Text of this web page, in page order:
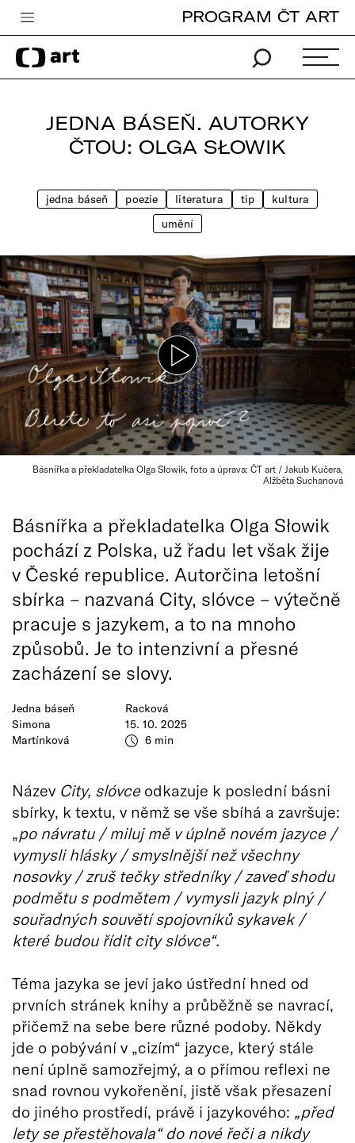
Česká televize
Zpravodajství
Pro děti
Vše o ČT
PROGRAM ČT ART
JEDNA BÁSEŇ. AUTORKY
ČTOU: OLGA SŁOWIK
jedna báseň poezie literatura tip
kultura
umění
Básnířka a překladatelka Olga Słowik, foto a úprava: ČT art / Jakub Kučera,
Alžběta Suchanová
Jedna báseň
Simona
Martínková
Racková
15. 10. 2025
6 min
Básnířka a překladatelka Olga Słowik
pochází z Polska, už řadu let však žije
v České republice. Autorčina letošní
sbírka – nazvaná City, slóvce – výtečně
pracuje s jazykem, a to na mnoho
způsobů. Je to intenzivní a přesné
zacházení se slovy.
Název City, slóvceodkazuje k poslední básni
sbírky, k textu, v němž se vše sbíhá a završuje:
„po návratu / miluj mě v úplně novém jazyce /
vymysli hlásky / smyslnější než všechny
nosovky / zruš tečky středníky / zaveď shodu
podmětu s podmětem / vymysli jazyk plný /
souřadných souvětí spojovníků sykavek /
které budou řídit city slóvce“.
Téma jazyka se jeví jako ústřední hned od
prvních stránek knihy a průběžně se navrací,
přičemž na sebe bere různé podoby. Někdy
jde o pobývání v „cizím“ jazyce, který stále
není úplně samozřejmý, a o přímou reflexi ne
snad rovnou vykořenění, jistě však přesazení
do jiného prostředí, právě i jazykového: „před
lety se přestěhovala“ do nové řeči a nikdy